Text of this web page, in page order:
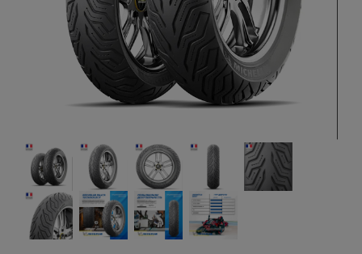
Кокшетау
Кызылорда
Павлодар
Петропавловск
Семей